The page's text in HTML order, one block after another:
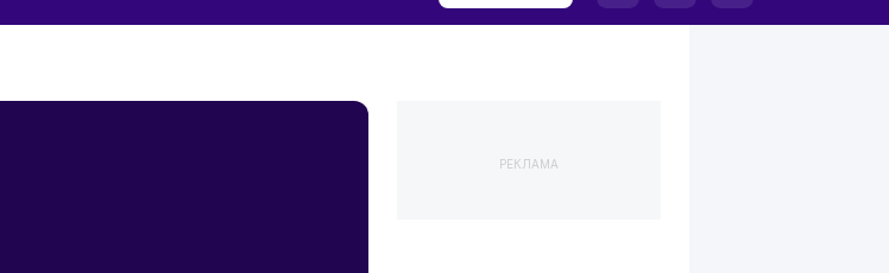
РЕКЛАМА